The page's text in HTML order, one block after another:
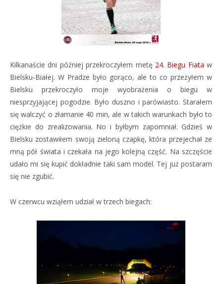
Kilkanaście dni później przekroczyłem metę 24. Biegu Fiata w
Bielsku-Białej. W Pradze było gorąco, ale to co przeżyłem w
Bielsku przekroczyło moje wyobrażenia o biegu w
niesprzyjającej pogodzie. Było duszno i parówiasto. Starałem
się walczyć o złamanie 40 min, ale w takich warunkach było to
ciężkie do zrealizowania. No i byłbym zapomniał. Gdzieś w
Bielsku zostawiłem swoją zieloną czapkę, która przejechał ze
mną pół świata i czekała na jego kolejną część. Na szczęście
udało mi się kupić dokładnie taki sam model. Tej już postaram
się nie zgubić.
W czerwcu wziąłem udział w trzech biegach: